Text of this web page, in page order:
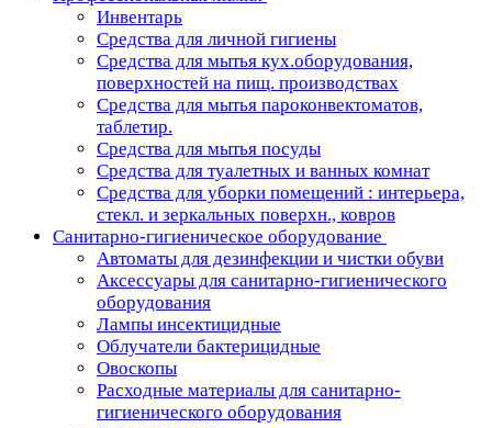
Инвентарь
Средства для личной гигиены
Средства для мытья кух.оборудования,
поверхностей на пищ. производствах
Средства для мытья пароконвектоматов,
таблетир.
Средства для мытья посуды
Средства для туалетных и ванных комнат
Средства для уборки помещений : интерьера,
стекл. и зеркальных поверхн., ковров
Санитарно-гигиеническое оборудование
Автоматы для дезинфекции и чистки обуви
Аксессуары для санитарно-гигиенического
оборудования
Лампы инсектицидные
Облучатели бактерицидные
Овоскопы
Расходные материалы для санитарно-
гигиенического оборудования